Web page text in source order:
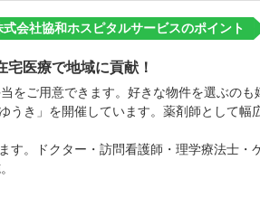
会社協和ホスピタルサービスのポイント
医療で地域に貢献！
をご用意できます。好きな物件を選ぶのも
うき」を開催しています。薬剤師として幅
す。ドクター・訪問看護師・理学療法士・